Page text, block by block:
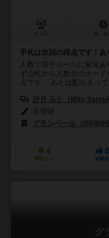
手札は次回の得点です！あ
人数で若干ルールに変化
ず山札から人数分のカー
点です。 あとは配りきっ
沙月 みと（Mito
グランペール（
4
興味あり 経験あ
グ